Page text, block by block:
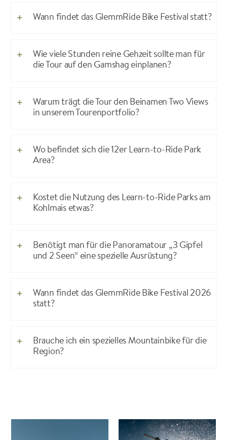
Wann findet das GlemmRide Bike Festival statt?
Wie viele Stunden reine Gehzeit sollte man für
die Tour auf den Gamshag einplanen?
Warum trägt die Tour den Beinamen Two Views
in unserem Tourenportfolio?
Wo befindet sich die 12er Learn-to-Ride Park
Area?
Kostet die Nutzung des Learn-to-Ride Parks am
Kohlmais etwas?
Benötigt man für die Panoramatour „3 Gipfel
und 2 Seen“ eine spezielle Ausrüstung?
Wann findet das GlemmRide Bike Festival 2026
statt?
Brauche ich ein spezielles Mountainbike für die
Region?